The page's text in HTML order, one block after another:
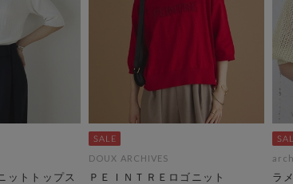
ットトップス
DOUX ARCHIVES
ＰＥＩＮＴＲＥロゴニット
ラ